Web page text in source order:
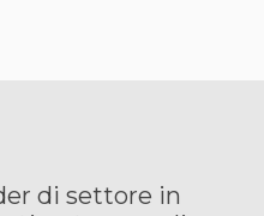
di settore in